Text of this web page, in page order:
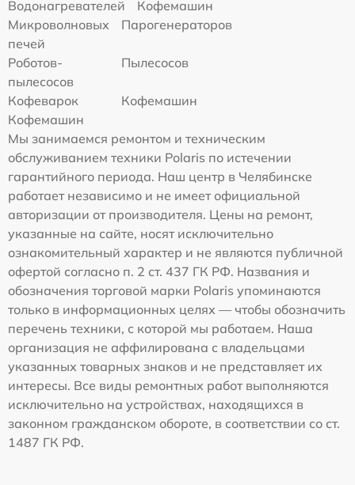
Водонагревателей
Кофемашин
Микроволновых
печей
Парогенераторов
Роботов-
пылесосов
Пылесосов
Кофеварок
Кофемашин
Кофемашин
Мы занимаемся ремонтом и техническим
обслуживанием техники Polaris по истечении
гарантийного периода. Наш центр в Челябинске
работает независимо и не имеет официальной
авторизации от производителя. Цены на ремонт,
указанные на сайте, носят исключительно
ознакомительный характер и не являются публичной
офертой согласно п. 2 ст. 437 ГК РФ. Названия и
обозначения торговой марки Polaris упоминаются
только в информационных целях — чтобы обозначить
перечень техники, с которой мы работаем. Наша
организация не аффилирована с владельцами
указанных товарных знаков и не представляет их
интересы. Все виды ремонтных работ выполняются
исключительно на устройствах, находящихся в
законном гражданском обороте, в соответствии со ст.
1487 ГК РФ.